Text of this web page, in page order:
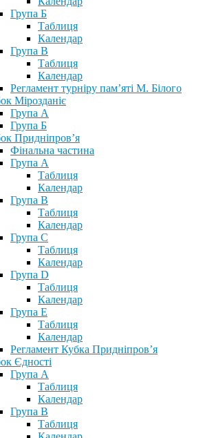
Група Б
Таблиця
Календар
Група В
Таблиця
Календар
Регламент турніру пам’яті М. Білого
Мірозданіє
Група А
Група Б
Придніпров’я
Фінальна частина
Група А
Таблиця
Календар
Група В
Таблиця
Календар
Група С
Таблиця
Календар
Група D
Таблиця
Календар
Група Е
Таблиця
Календар
Регламент Кубка Придніпров’я
Єдності
Група А
Таблиця
Календар
Група В
Таблиця